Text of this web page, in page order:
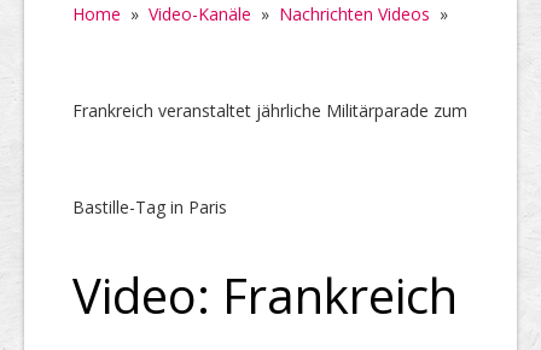
Home » Video-Kanäle » Nachrichten Videos »
Frankreich veranstaltet jährliche Militärparade zum
Bastille-Tag in Paris
Video: Frankreich